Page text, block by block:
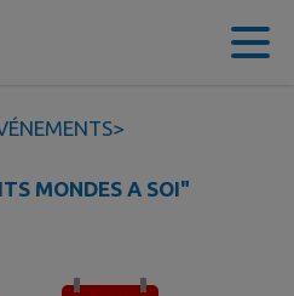
>
MONDES A SOI"